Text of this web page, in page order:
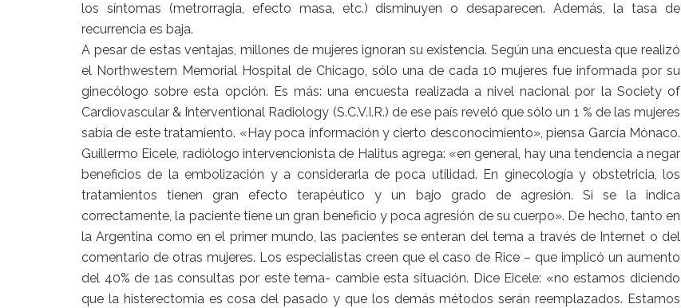
los síntomas (metrorragia, efecto masa, etc.) disminuyen o desaparecen. Además, la tasa de
recurrencia es baja.
A pesar de estas ventajas, millones de mujeres ignoran su existencia. Según una encuesta que realizó
el Northwestern Memorial Hospital de Chicago, sólo una de cada 10 mujeres fue informada por su
ginecólogo sobre esta opción. Es más: una encuesta realizada a nivel nacional por la Society of
Cardiovascular & Interventional Radiology (S.C.V.I.R.) de ese país reveló que sólo un 1 % de las mujeres
sabía de este tratamiento. «Hay poca información y cierto desconocimiento», piensa García Mónaco.
Guillermo Eicele, radiólogo intervencionista de Halitus agrega: «en general, hay una tendencia a negar
beneficios de la embolización y a considerarla de poca utilidad. En ginecología y obstetricia, los
tratamientos tienen gran efecto terapéutico y un bajo grado de agresión. Si se la indica
correctamente, la paciente tiene un gran beneficio y poca agresión de su cuerpo». De hecho, tanto en
la Argentina como en el primer mundo, las pacientes se enteran del tema a través de Internet o del
comentario de otras mujeres. Los especialistas creen que el caso de Rice – que implicó un aumento
del 40% de 1as consultas por este tema- cambie esta situación. Dice Eicele: «no estamos diciendo
que la histerectomía es cosa del pasado y que los demás métodos serán reemplazados. Estamos